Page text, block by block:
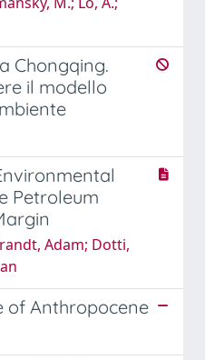
Chongqing.
il modello
Petroleum
Adam; Dotti,
of Anthropocene